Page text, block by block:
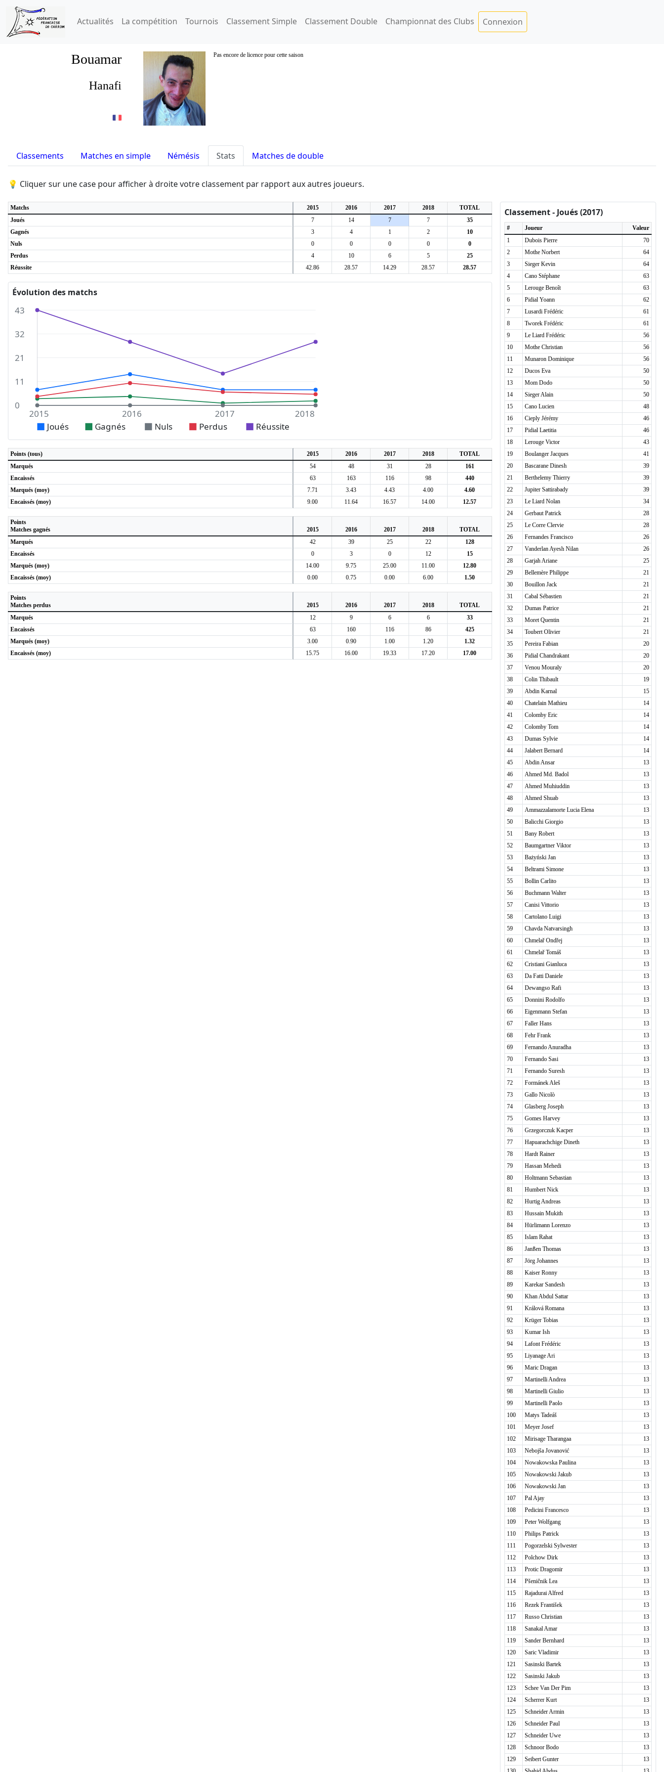
Actualités La compétition Tournois Classement Simple Classement Double Championnat des Clubs Connexion
Bouamar Pas encore de licence pour cette saison
Hanafi
Classements Matches en simple Némésis Stats Matches de double
💡 Cliquer sur une case pour afficher à droite votre classement par rapport aux autres joueurs.
Matchs 2015 2016 2017 2018
TOTAL
Joués
7 14 7 7
35
Gagnés
3 4 1 2
10
Nuls
0 0 0 0
0
Perdus
4 10 6 5
25
Réussite
42.86 28.57 14.29 28.57 28.57
Évolution des matchs
43
32
21
11
0
2015 2016 2017 2018
Joués Gagnés Nuls Perdus Réussite
Points (tous) 2015 2016 2017 2018
TOTAL
Marqués
54 48 31 28
161
Encaissés
63 163 116 98
440
Marqués (moy)
7.71 3.43 4.43 4.00
4.60
Encaissés (moy)
9.00 11.64 16.57 14.00 12.57
Points
Matches gagnés
2015 2016 2017 2018
TOTAL
Marqués
42 39 25 22
128
Encaissés
0 3 0 12
15
Marqués (moy)
14.00 9.75 25.00 11.00
12.80
Encaissés (moy)
0.00 0.75 0.00 6.00 1.50
Points
Matches perdus
2015 2016 2017 2018
TOTAL
Marqués
12 9 6 6
33
Encaissés
63 160 116 86
425
Marqués (moy)
3.00 0.90 1.00 1.20
1.32
Encaissés (moy)
15.75 16.00 19.33 17.20 17.00
Classement - Joués (2017)
# Joueur
Valeur
1
Dubois Pierre
70
2
Mothe Norbert
64
3
Sieger Kevin
64
4
Cano Stéphane
63
5
Lerouge Benoît
63
6
Pidial Yoann
62
7
Lusardi Frédéric
61
8
Tworek Frédéric
61
9
Le Liard Frédéric
56
10
Mothe Christian
56
11
Munaron Dominique
56
12
Ducos Eva
50
13
Mom Dodo
50
14
Sieger Alain
50
15
Cano Lucien
48
16
Cieply Jérémy
46
17
Pidial Laetitia
46
18
Lerouge Victor
43
19
Boulanger Jacques
41
20
Bascarane Dinesh
39
21
Berthelemy Thierry
39
22
Jupiter Sattirabady
39
23
Le Liard Nolan
34
24
Gerbaut Patrick
28
25
Le Corre Clervie
28
26
Fernandes Francisco
26
27
Vanderlan Ayesh Nilan
26
28
Garjah Ariane
25
29
Bellemère Philippe
21
30
Bouillon Jack
21
31
Cabal Sébastien
21
32
Dumas Patrice
21
33
Moret Quentin
21
34
Toubert Olivier
21
35
Pereira Fabian
20
36
Pidial Chandrakant
20
37
Venou Mouraly
20
38
Colin Thibault
19
39
Abdin Karnal
15
40
Chatelain Mathieu
14
41
Colomby Eric
14
42
Colomby Tom
14
43
Dumas Sylvie
14
44
Jalabert Bernard
14
45
Abdin Ansar
13
46
Ahmed Md. Badol
13
47
Ahmed Muhiuddin
13
48
Ahmed Shuab
13
49
Ammazzalamorte Lucia Elena
13
50
Balicchi Giorgio
13
51
Bany Robert
13
52
Baumgartner Viktor
13
53
Bażyński Jan
13
54
Beltrami Simone
13
55
Bollin Carlito
13
56
Buchmann Walter
13
57
Canisi Vittorio
13
58
Cartolano Luigi
13
59
Chavda Natvarsingh
13
60
Chmelař Ondřej
13
61
Chmelař Tomáš
13
62
Cristiani Gianluca
13
63
Da Fatti Daniele
13
64
Dewangso Rafi
13
65
Donnini Rodolfo
13
66
Eigenmann Stefan
13
67
Faller Hans
13
68
Fehr Frank
13
69
Fernando Anuradha
13
70
Fernando Sasi
13
71
Fernando Suresh
13
72
Formánek Aleš
13
73
Gallo Nicolò
13
74
Glasberg Joseph
13
75
Gomes Harvey
13
76
Grzegorczuk Kacper
13
77
Hapuarachchige Dineth
13
78
Hardt Rainer
13
79
Hassan Mehedi
13
80
Holtmann Sebastian
13
81
Humbert Nick
13
82
Hurtig Andreas
13
83
Hussain Mukith
13
84
Hürlimann Lorenzo
13
85
Islam Rahat
13
86
Janßen Thomas
13
87
Jörg Johannes
13
88
Kaiser Ronny
13
89
Karekar Sandesh
13
90
Khan Abdul Sattar
13
91
Králová Romana
13
92
Krüger Tobias
13
93
Kumar Ish
13
94
Lafont Frédéric
13
95
Liyanage Ari
13
96
Maric Dragan
13
97
Martinelli Andrea
13
98
Martinelli Giulio
13
99
Martinelli Paolo
13
100
Matys Tadeáš
13
101
Meyer Josef
13
102
Mirisage Tharangaa
13
103
Nebojša Jovanović
13
104
Nowakowska Paulina
13
105
Nowakowski Jakub
13
106
Nowakowski Jan
13
107
Pal Ajay
13
108
Pedicini Francesco
13
109
Peter Wolfgang
13
110
Philips Patrick
13
111
Pogorzelski Sylwester
13
112
Polchow Dirk
13
113
Protic Dragomir
13
114
Pšeničnik Lea
13
115
Rajadurai Alfred
13
116
Rezek František
13
117
Russo Christian
13
118
Sanakal Amar
13
119
Sander Bernhard
13
120
Saric Vladimir
13
121
Sasinski Bartek
13
122
Sasinski Jakub
13
123
Schee Van Der Pim
13
124
Scherrer Kurt
13
125
Schneider Armin
13
126
Schneider Paul
13
127
Schneider Uwe
13
128
Schnoor Bodo
13
129
Seibert Gunter
13